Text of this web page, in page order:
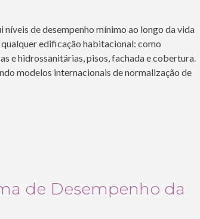
de desempenho mínimo ao longo da vida
edificação habitacional: como
e hidrossanitárias, pisos, fachada e cobertura.
modelos internacionais de normalização de
de Desempenho da